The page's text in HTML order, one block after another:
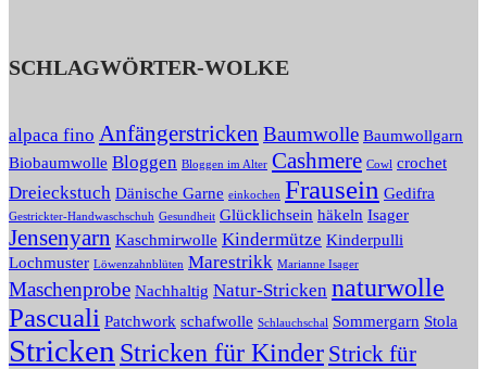
SCHLAGWÖRTER-WOLKE
alpaca fino Anfängerstricken Baumwolle Baumwollgarn
Biobaumwolle Bloggen Bloggen im Alter Cashmere Cowl crochet
Dreieckstuch Dänische Garne einkochen Frausein Gedifra
Gestrickter-Handwaschschuh Gesundheit Glücklichsein häkeln Isager
Jensenyarn Kaschmirwolle Kindermütze Kinderpulli
Lochmuster Löwenzahnblüten Marestrikk Marianne Isager
Maschenprobe Nachhaltig Natur-Stricken naturwolle
Pascuali Patchwork schafwolle Schlauchschal Sommergarn Stola
Stricken Stricken für Kinder Strick für